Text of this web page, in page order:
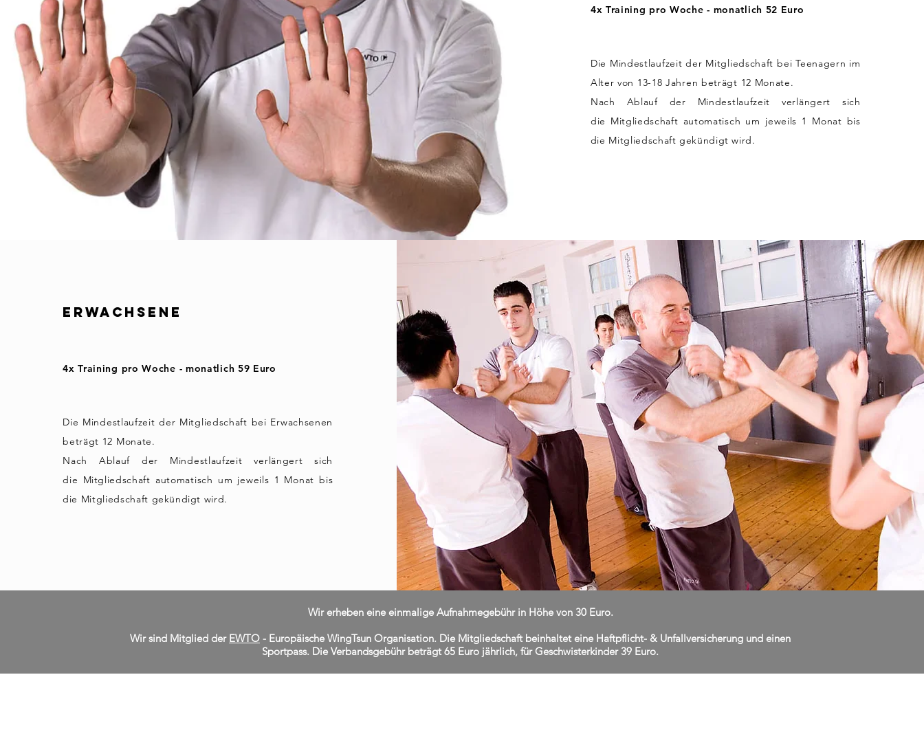
4x Training pro Woche - monatlich 52 Euro
Die Mindestlaufzeit der Mitgliedschaft bei Teenagern im
Alter von 13-18 Jahren beträgt 12 Monate.
Nach Ablauf der Mindestlaufzeit verlängert sich
die Mitgliedschaft automatisch um jeweils 1 Monat bis
die Mitgliedschaft gekündigt wird.
Erwachsene
4x Training pro Woche - monatlich 59 Euro
Die Mindestlaufzeit der Mitgliedschaft bei Erwachsenen
beträgt 12 Monate.
Nach Ablauf der Mindestlaufzeit verlängert sich
die Mitgliedschaft automatisch um jeweils 1 Monat bis
die Mitgliedschaft gekündigt wird.
Wir erheben eine einmalige Aufnahmegebühr in Höhe von 30 Euro.
Wir sind Mitglied der EWTO - Europäische WingTsun Organisation. Die Mitgliedschaft beinhaltet eine Haftpflicht- & Unfallversicherung und einen
Sportpass. Die Verbandsgebühr beträgt 65 Euro jährlich, für Geschwisterkinder 39 Euro.